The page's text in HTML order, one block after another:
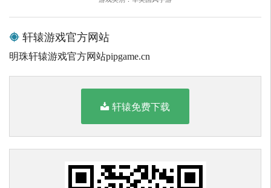
轩辕游戏官方网站
明珠轩辕游戏官方网站pipgame.cn
轩辕免费下载